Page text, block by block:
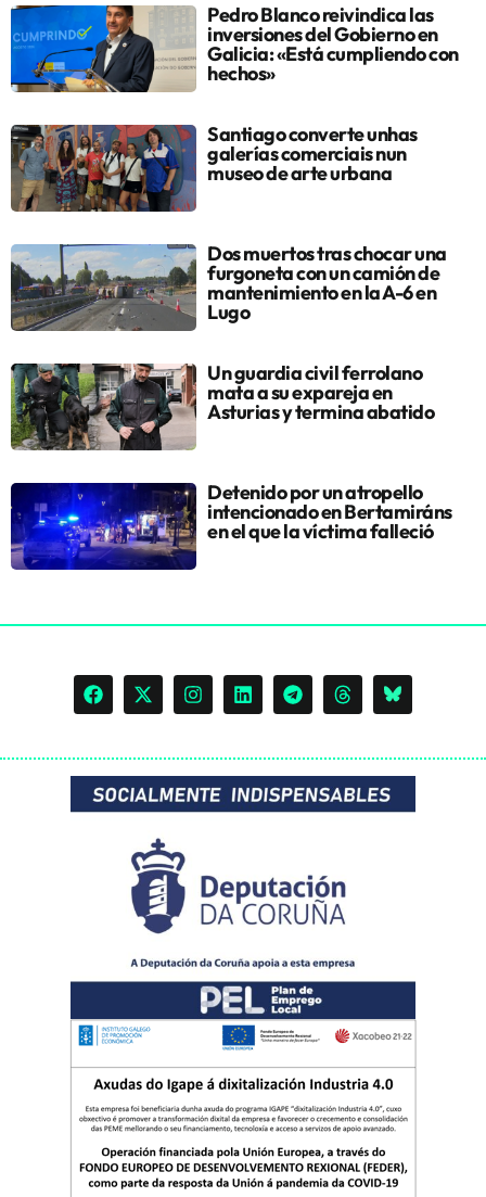
Pedro Blanco reivindica las
inversiones del Gobierno en
Galicia: «Está cumpliendo con
hechos»
Santiago converte unhas
galerías comerciais nun
museo de arte urbana
Dos muertos tras chocar una
furgoneta con un camión de
mantenimiento en la A-6 en
Lugo
Un guardia civil ferrolano
mata a su expareja en
Asturias y termina abatido
Detenido por un atropello
intencionado en Bertamiráns
en el que la víctima falleció